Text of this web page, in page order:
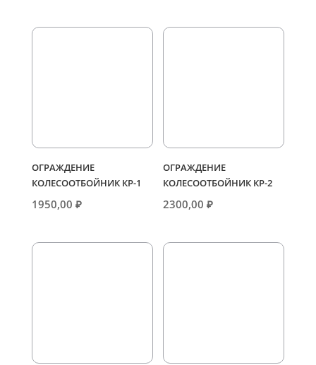
ОГРАЖДЕНИЕ
КОЛЕСООТБОЙНИК КР-1
1950,00 ₽
ОГРАЖДЕНИЕ
КОЛЕСООТБОЙНИК КР-2
2300,00₽